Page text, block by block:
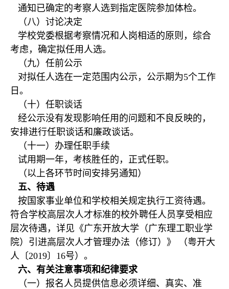
通知已确定的考察人选到指定医院参加体检。
（八）讨论决定
学校党委根据考察情况和人岗相适的原则，综合
考虑，确定拟任用人选。
（九）任前公示
对拟任人选在一定范围内公示，公示期为5个工作
日。
（十）任职谈话
经公示没有发现影响任用的问题和不良反映的，
安排进行任职谈话和廉政谈话。
（十一）办理任职手续
试用期一年，考核胜任的，正式任职。
（以上各环节时间安排另通知）
五、待遇
按国家事业单位和学校相关规定执行工资待遇。
符合学校高层次人才标准的校外聘任人员享受相应
层次待遇，详见《广东开放大学（广东理工职业学
院）引进高层次人才管理办法（修订）》 （粤开大
人〔2019〕16号）。
六、有关注意事项和纪律要求
（一）报名人员提供信息必须详细、真实、准